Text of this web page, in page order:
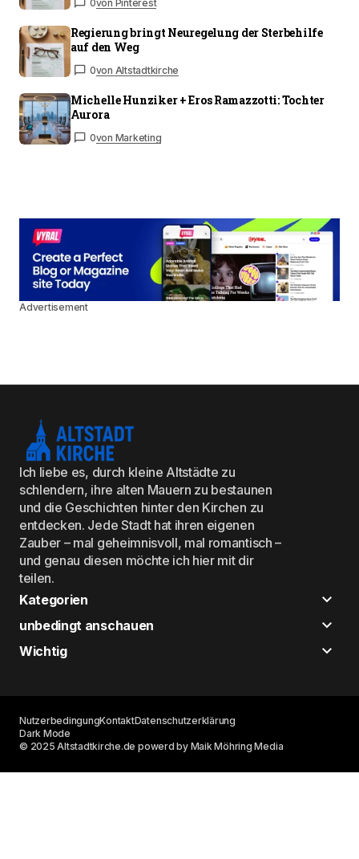
0von Pinterest
Regierung bringt Neuregelung der Sterbehilfe
auf den Weg
0von Altstadtkirche
Michelle Hunziker + Eros Ramazzotti: Tochter
Aurora
0von Marketing
Advertisement
Ich liebe es, durch kleine Altstädte zu
schlendern, ihre alten Mauern zu bestaunen
und die Geschichten hinter den Kirchen zu
entdecken. Jede Stadt hat ihren eigenen
Zauber – mal geheimnisvoll, mal romantisch –
und genau diesen möchte ich hier mit dir
teilen.
Kategorien
unbedingt anschauen
Wichtig
© 2025 Altstadtkirche.de powerd by Maik Möhring Media
NutzerbedingungKontaktDatenschutzerklärung
Dark Mode